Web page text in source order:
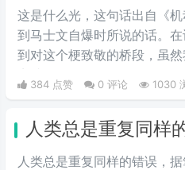
这是什么光，这句话出自《
到马士文自爆时所说的话。
到对这个梗致敬的桥段，虽
384 点赞 0 评论 1030
人类总是重复同样
人类总是重复同样的错误，